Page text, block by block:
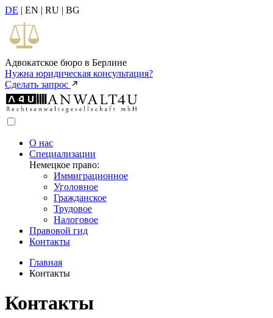
DE | EN | RU | BG
Адвокатское бюро в Берлине
Нужна юридическая консультация?
Сделать запрос
О нас
Специализации
Немецкое право:
Иммиграционное
Уголовное
Гражданское
Трудовое
Налоговое
Правовой гид
Контакты
Главная
Контакты
Контакты